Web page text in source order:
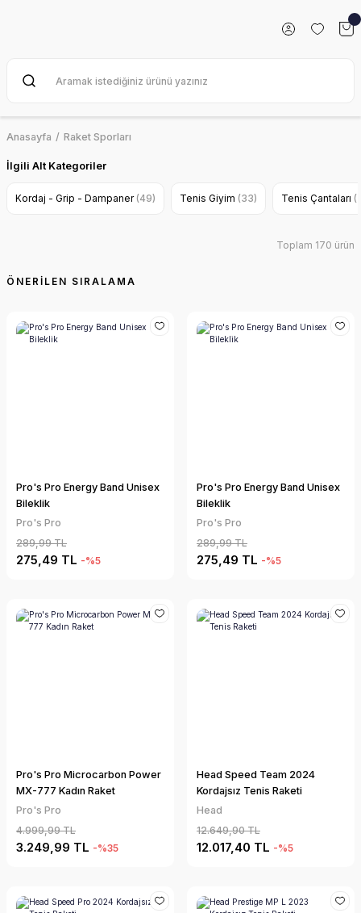
Anasayfa Raket Sporları
İlgili Alt Kategoriler
Kordaj - Grip - Dampaner (49) Tenis Giyim (33) Tenis Çantaları
Toplam 170 ürün
Pro's Pro Energy Band Unisex
Bileklik
Pro's Pro
289,99 TL
275,49 TL -%5
Pro's Pro Energy Band Unisex
Bileklik
Pro's Pro
289,99 TL
275,49 TL -%5
Pro's Pro Microcarbon Power
MX-777 Kadın Raket
Pro's Pro
4.999,99 TL
3.249,99 TL -%35
Head Speed Team 2024
Kordajsız Tenis Raketi
Head
12.649,90 TL
12.017,40 TL -%5